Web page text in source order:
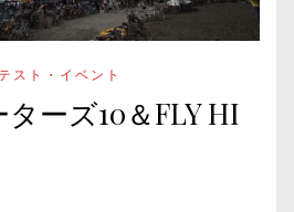
スト・イベント
ーズ10＆FLY HI